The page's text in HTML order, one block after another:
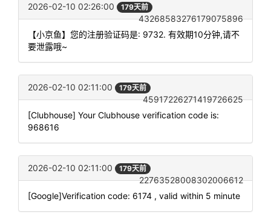
2026-02-10 02:26:00 179天前
43268583276179075896
【小京鱼】您的注册验证码是: 9732. 有效期10分钟,请不
要泄露哦~
2026-02-10 02:11:00 179天前
45917226271419726625
[Clubhouse] Your Clubhouse verification code is:
968616
2026-02-10 02:11:00 179天前
22763528008302006612
[Google]Verification code: 6174 , valid within 5 minute